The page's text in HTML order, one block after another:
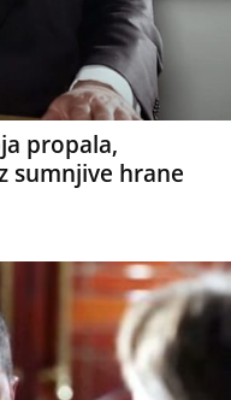
propala,
sumnjive hrane